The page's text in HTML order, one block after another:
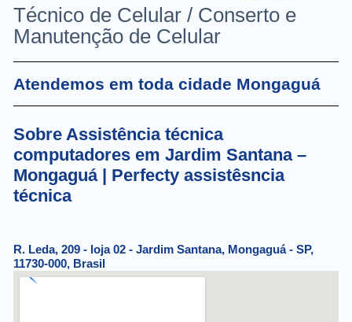
Técnico de Celular / Conserto e
Manutenção de Celular
Atendemos em toda cidade Mongaguá
Sobre Assistência técnica
computadores em Jardim Santana –
Mongaguá | Perfecty assistêsncia
técnica
R. Leda, 209 - loja 02 - Jardim Santana, Mongaguá - SP,
11730-000, Brasil